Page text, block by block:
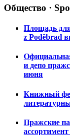
Общество ·
Площадь
z Poděbrad
и депо
июня
Книжный
Пражские